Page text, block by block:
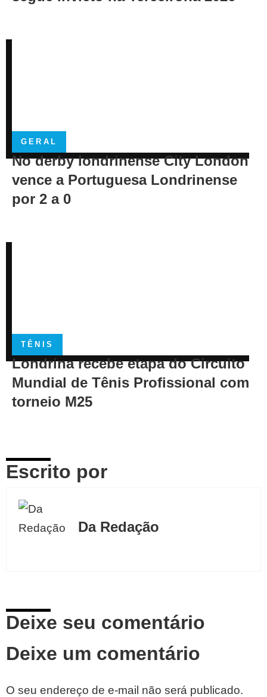
GERAL
No derby londrinense City London
vence a Portuguesa Londrinense
por 2 a 0
TÊNIS
Londrina recebe etapa do Circuito
Mundial de Tênis Profissional com
torneio M25
Escrito por
Da Redação
Deixe seu comentário
Deixe um comentário
O seu endereço de e-mail não será publicado.